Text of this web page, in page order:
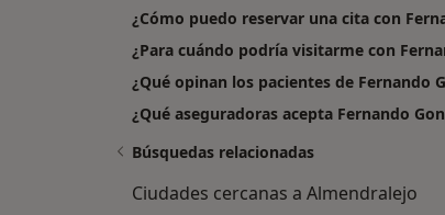
¿Cómo puedo reservar una cita con
¿Para cuándo podría visitarme con
¿Qué opinan los pacientes de Fernando
¿Qué aseguradoras acepta Fernando
Búsquedas relacionadas
Ciudades cercanas a Almendralejo